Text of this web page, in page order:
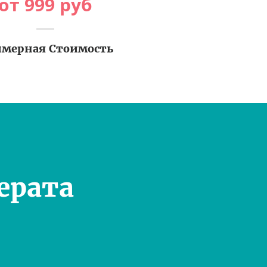
Стоимость